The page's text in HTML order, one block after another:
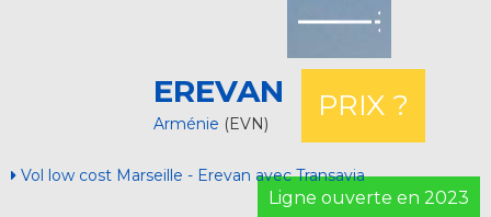
EREVAN
Arménie (EVN)
PRIX ?
Vol low cost Marseille - Erevan avec Transavia
Ligne ouverte en 2023